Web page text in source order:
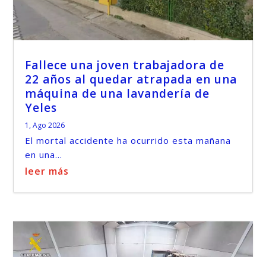
Fallece una joven trabajadora de
22 años al quedar atrapada en una
máquina de una lavandería de
Yeles
1, Ago 2026
El mortal accidente ha ocurrido esta mañana
en una...
leer más